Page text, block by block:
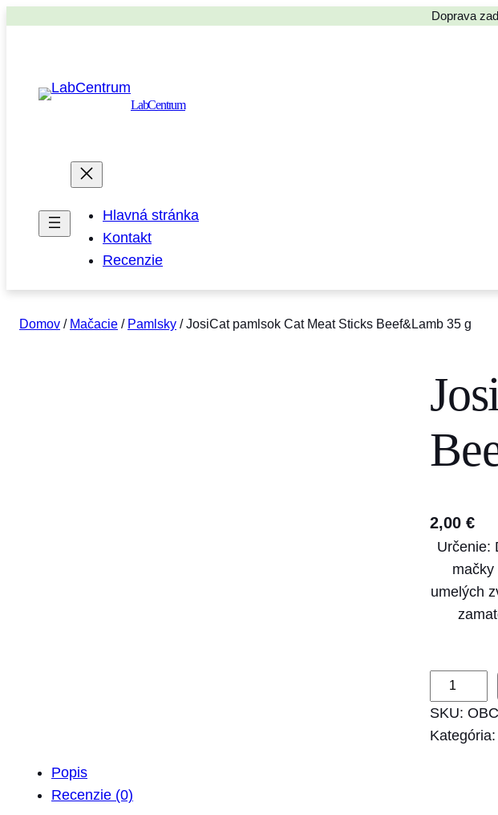
Doprava
LabCentrum
Hlavná stránka
Kontakt
Recenzie
Domov / Mačacie / Pamlsky / JosiCat pamlsok Cat Meat Sticks Beef&Lamb 35 g
2,00 €
Určenie:
umelých
n
SKU:
Kategória:
Popis
Recenzie (0)